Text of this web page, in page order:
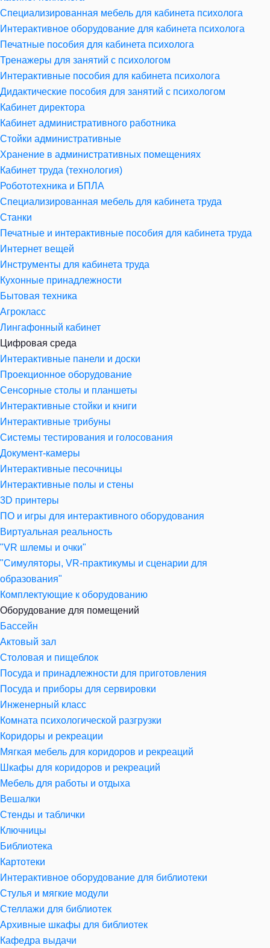
Специализированная мебель для кабинета психолога
Интерактивное оборудование для кабинета психолога
Печатные пособия для кабинета психолога
Тренажеры для занятий с психологом
Интерактивные пособия для кабинета психолога
Дидактические пособия для занятий с психологом
Кабинет директора
Кабинет административного работника
Стойки административные
Хранение в административных помещениях
Кабинет труда (технология)
Робототехника и БПЛА
Специализированная мебель для кабинета труда
Станки
Печатные и интерактивные пособия для кабинета труда
Интернет вещей
Инструменты для кабинета труда
Кухонные принадлежности
Бытовая техника
Агрокласс
Лингафонный кабинет
Цифровая среда
Интерактивные панели и доски
Проекционное оборудование
Сенсорные столы и планшеты
Интерактивные стойки и книги
Интерактивные трибуны
Системы тестирования и голосования
Документ-камеры
Интерактивные песочницы
Интерактивные полы и стены
3D принтеры
ПО и игры для интерактивного оборудования
Виртуальная реальность
"VR шлемы и очки"
"Симуляторы, VR-практикумы и сценарии для
образования"
Комплектующие к оборудованию
Оборудование для помещений
Бассейн
Актовый зал
Столовая и пищеблок
Посуда и принадлежности для приготовления
Посуда и приборы для сервировки
Инженерный класс
Комната психологической разгрузки
Коридоры и рекреации
Мягкая мебель для коридоров и рекреаций
Шкафы для коридоров и рекреаций
Мебель для работы и отдыха
Вешалки
Стенды и таблички
Ключницы
Библиотека
Картотеки
Интерактивное оборудование для библиотеки
Стулья и мягкие модули
Стеллажи для библиотек
Архивные шкафы для библиотек
Кафедра выдачи